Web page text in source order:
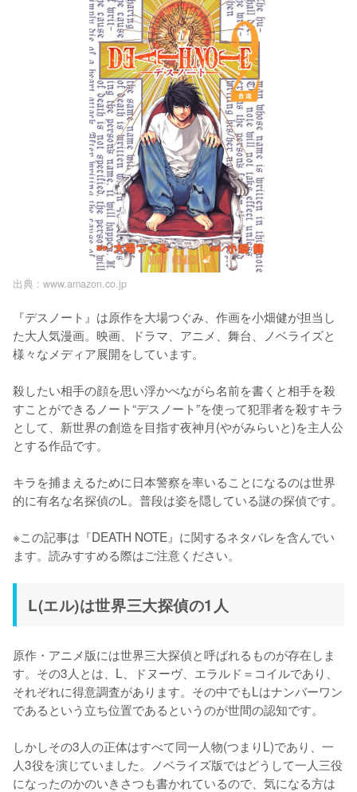
出典 : www.amazon.co.jp
『デスノート』は原作を大場つぐみ、作画を小畑健が担当し
た大人気漫画。映画、ドラマ、アニメ、舞台、ノベライズと
様々なメディア展開をしています。
殺したい相手の顔を思い浮かべながら名前を書くと相手を殺
すことができるノート“デスノート”を使って犯罪者を殺すキラ
として、新世界の創造を目指す夜神月(やがみらいと)を主人公
とする作品です。
キラを捕まえるために日本警察を率いることになるのは世界
的に有名な名探偵のL。普段は姿を隠している謎の探偵です。
※この記事は『DEATH NOTE』に関するネタバレを含んでい
ます。読みすすめる際はご注意ください。
L(エル)は世界三大探偵の1人
原作・アニメ版には世界三大探偵と呼ばれるものが存在しま
す。その3人とは、L、ドヌーヴ、エラルド＝コイルであり、
それぞれに得意調査があります。その中でもLはナンバーワン
であるという立ち位置であるというのが世間の認知です。
しかしその3人の正体はすべて同一人物(つまりL)であり、一
人3役を演じていました。ノベライズ版ではどうして一人三役
になったのかのいきさつも書かれているので、気になる方は